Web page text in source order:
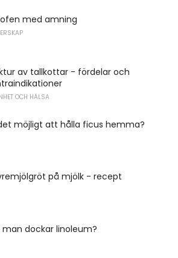
med amning
av tallkottar - fördelar och
OCH HÄLSA
möjligt att hålla ficus hemma?
på mjölk - recept
man dockar linoleum?